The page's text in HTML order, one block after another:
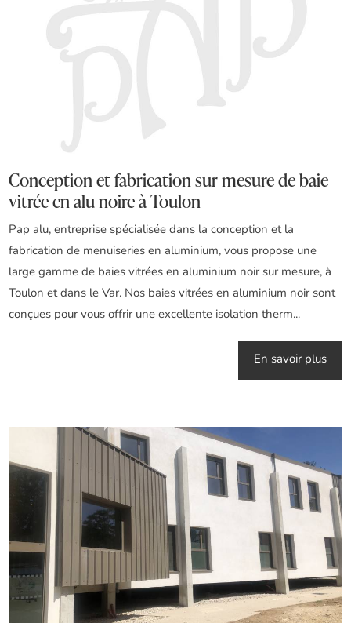
Conception et fabrication sur mesure de baie
vitrée en alu noire à Toulon
Pap alu, entreprise spécialisée dans la conception et la
fabrication de menuiseries en aluminium, vous propose une
large gamme de baies vitrées en aluminium noir sur mesure, à
Toulon et dans le Var. Nos baies vitrées en aluminium noir sont
conçues pour vous offrir une excellente isolation therm...
En savoir plus